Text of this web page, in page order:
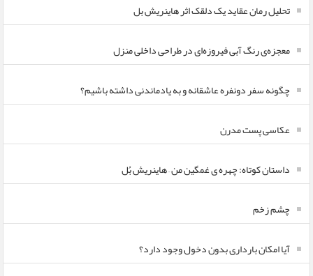
تحلیل رمان عقاید یک دلقک اثر هاینریش بل
معجزه‌ی رنگ آبی فیروزه‌ای در طراحی داخلی منزل
چگونه سفر دونفره عاشقانه و به یادماندنی داشته باشیم؟
عکاسی پست مدرن
داستان کوتاه: چهره ی غمگین من – هاینریش بُل
چشم زخم
آیا امکان بارداری بدون دخول وجود دارد؟